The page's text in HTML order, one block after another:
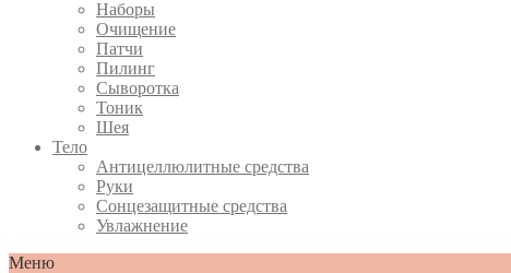
Наборы
Очищение
Патчи
Пилинг
Сыворотка
Тоник
Шея
Тело
Антицеллюлитные средства
Руки
Сонцезащитные средства
Увлажнение
Меню